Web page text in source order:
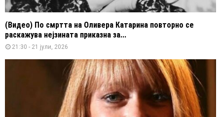
(Видео) По смртта на Оливера Катарина повторно се
раскажува нејзината приказна за...
21:30 - 21 јули, 2026